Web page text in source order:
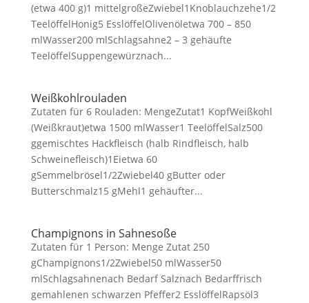
(etwa 400 g)1 mittelgroßeZwiebel1Knoblauchzehe1/2
TeelöffelHonig5 EsslöffelOlivenöletwa 700 – 850
mlWasser200 mlSchlagsahne2 – 3 gehäufte
TeelöffelSuppengewürznach...
Weißkohlrouladen
Zutaten für 6 Rouladen: MengeZutat1 KopfWeißkohl
(Weißkraut)etwa 1500 mlWasser1 TeelöffelSalz500
ggemischtes Hackfleisch (halb Rindfleisch, halb
Schweinefleisch)1Eietwa 60
gSemmelbrösel1/2Zwiebel40 gButter oder
Butterschmalz15 gMehl1 gehäufter...
Champignons in Sahnesoße
Zutaten für 1 Person: Menge Zutat 250
gChampignons1/2Zwiebel50 mlWasser50
mlSchlagsahnenach Bedarf Salznach Bedarffrisch
gemahlenen schwarzen Pfeffer2 EsslöffelRapsöl3